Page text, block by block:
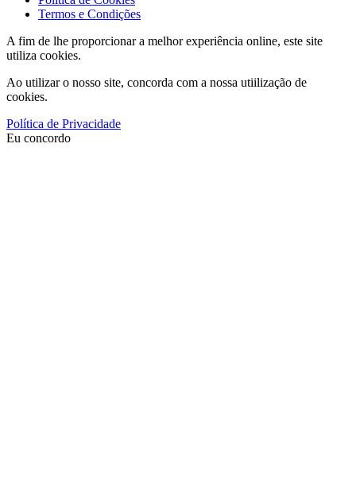
Termos e Condições
A fim de lhe proporcionar a melhor experiência online, este site
utiliza cookies.
Ao utilizar o nosso site, concorda com a nossa utiilização de
cookies.
Política de Privacidade
Eu concordo